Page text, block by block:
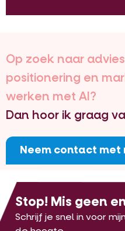
Op zoek naar
positionering en
werken met AI?
Dan hoor ik graag
Neem contact met
Stop! Mis geen
Schrijf je snel in voor